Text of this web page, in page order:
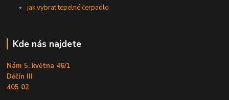
jak vybrat tepelné čerpadlo
Kde nás najdete
Nám 5. května 46/1
Děčín III
405 02